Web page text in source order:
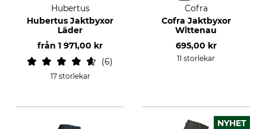
Hubertus
Hubertus Jaktbyxor
Läder
från 1 971,00 kr
6
17 storlekar
Cofra
Cofra Jaktbyxor
Wittenau
695,00 kr
11 storlekar
NYHET